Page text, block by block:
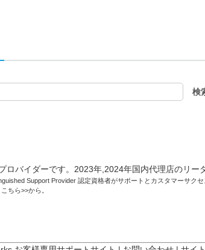
Support Provider 認定資格者がサポートとカスタマーサクセ
こちら>>から。